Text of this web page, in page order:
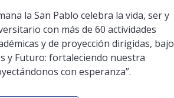
la San Pablo celebra la vida, ser y
con más de 60 actividades
y de proyección dirigidas, bajo
y Futuro: fortaleciendo nuestra
con esperanza”.